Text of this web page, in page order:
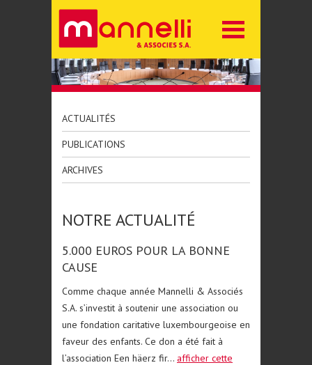
ACTUALITÉS
PUBLICATIONS
ARCHIVES
NOTRE ACTUALITÉ
5.000 EUROS POUR LA BONNE
CAUSE
Comme chaque année Mannelli & Associés
S.A. s’investit à soutenir une association ou
une fondation caritative luxembourgeoise en
faveur des enfants. Ce don a été fait à
l’association Een häerz fir... afficher cette